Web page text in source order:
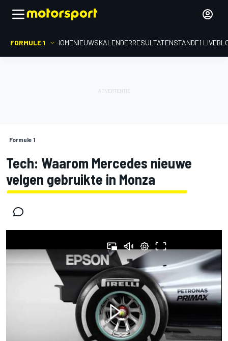
FORMULE 1 HOMENIEUWSKALENDERRESULTATENSTANDF1
Formule 1
Tech: Waarom Mercedes nieuwe
velgen gebruikte in Monza